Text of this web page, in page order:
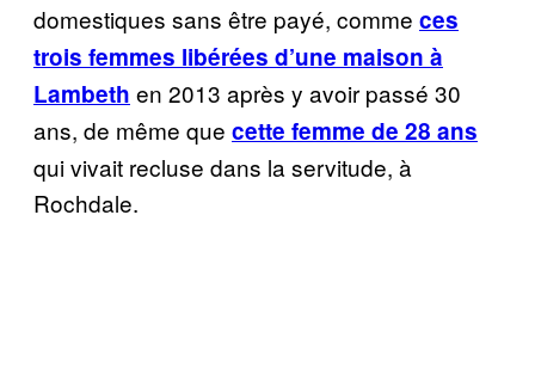
domestiques sans être payé, comme ces
trois femmes libérées d’une maison à
Lambeth en 2013 après y avoir passé 30
ans, de même que cette femme de 28 ans
qui vivait recluse dans la servitude, à
Rochdale.